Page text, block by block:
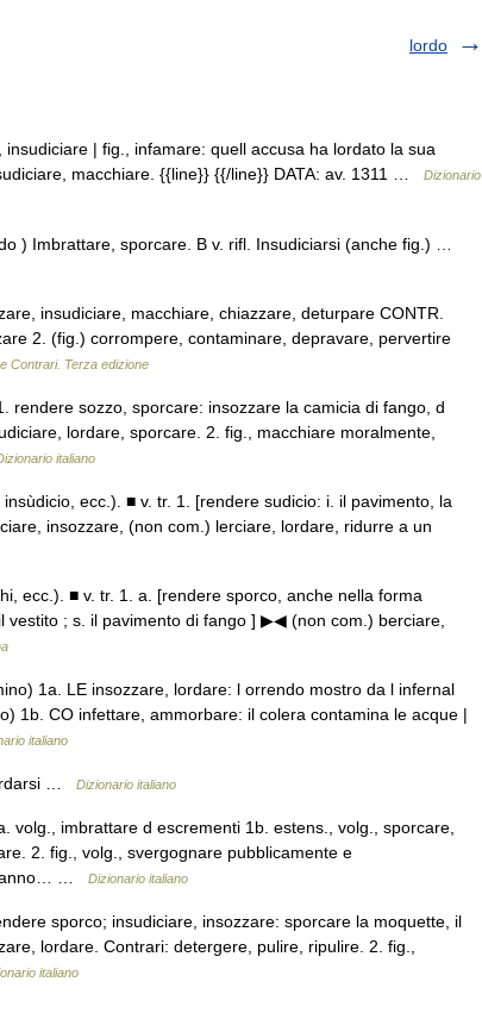
lordo
| fig., infamare: quell accusa ha lordato la sua
macchiare. {{line}} {{/line}} DATA: av. 1311 …
Dizionario
) Imbrattare, sporcare. B v. rifl. Insudiciarsi (anche fig.) …
insudiciare, macchiare, chiazzare, deturpare CONTR.
2. (fig.) corrompere, contaminare, depravare, pervertire
Contrari. Terza edizione
rendere sozzo, sporcare: insozzare la camicia di fango, d
lordare, sporcare. 2. fig., macchiare moralmente,
italiano
ecc.). ■ v. tr. 1. [rendere sudicio: i. il pavimento, la
insozzare, (non com.) lerciare, lordare, ridurre a un
ecc.). ■ v. tr. 1. a. [rendere sporco, anche nella forma
; s. il pavimento di fango ] ▶◀ (non com.) berciare,
1a. LE insozzare, lordare: l orrendo mostro da l infernal
1b. CO infettare, ammorbare: il colera contamina le acque |
italiano
… Dizionario italiano
volg., imbrattare d escrementi 1b. estens., volg., sporcare,
2. fig., volg., svergognare pubblicamente e
…
Dizionario italiano
sporco; insudiciare, insozzare: sporcare la moquette, il
lordare. Contrari: detergere, pulire, ripulire. 2. fig.,
italiano